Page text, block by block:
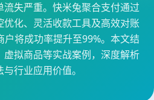
失严重。快米兔聚合支付通过
化、灵活收款工具及高效对账
将成功率提升至99%。本文结
拟商品等实战案例，深度解析
行业应用价值。